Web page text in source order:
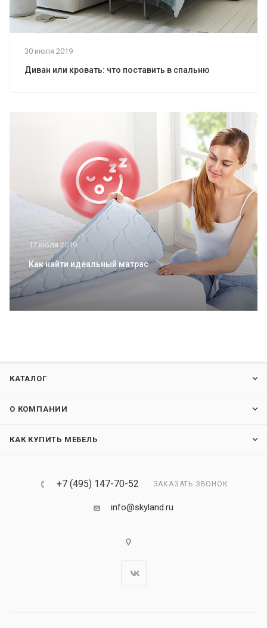
30 июля 2019
Диван или кровать: что поставить в спальню
17 июля 2019
Как найти идеальный матрас
КАТАЛОГ
О КОМПАНИИ
КАК КУПИТЬ МЕБЕЛЬ
+7 (495) 147-70-52 ЗАКАЗАТЬ ЗВОНОК
info@skyland.ru